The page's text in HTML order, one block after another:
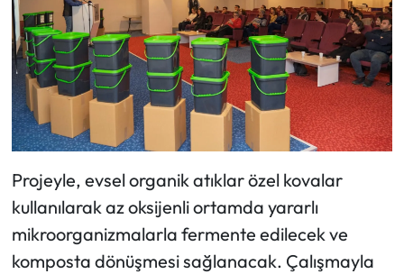
Projeyle, evsel organik atıklar özel kovalar
kullanılarak az oksijenli ortamda yararlı
mikroorganizmalarla fermente edilecek ve
komposta dönüşmesi sağlanacak. Çalışmayla